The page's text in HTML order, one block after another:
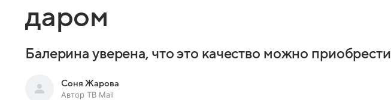
даром
Балерина уверена, что это качество можно приобрести
Соня Жарова
Автор ТВ Mail